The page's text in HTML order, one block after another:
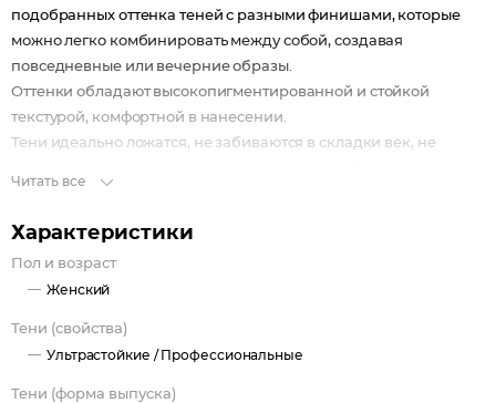
подобранных оттенка теней с разными финишами, которые
можно легко комбинировать между собой, создавая
повседневные или вечерние образы.
Оттенки обладают высокопигментированной и стойкой
текстурой, комфортной в нанесении.
Тени идеально ложатся, не забиваются в складки век, не
происхождения.
Читать все
Характеристики
Пол и возраст
Женский
Тени (свойства)
Ультрастойкие / Профессиональные
Тени (форма выпуска)